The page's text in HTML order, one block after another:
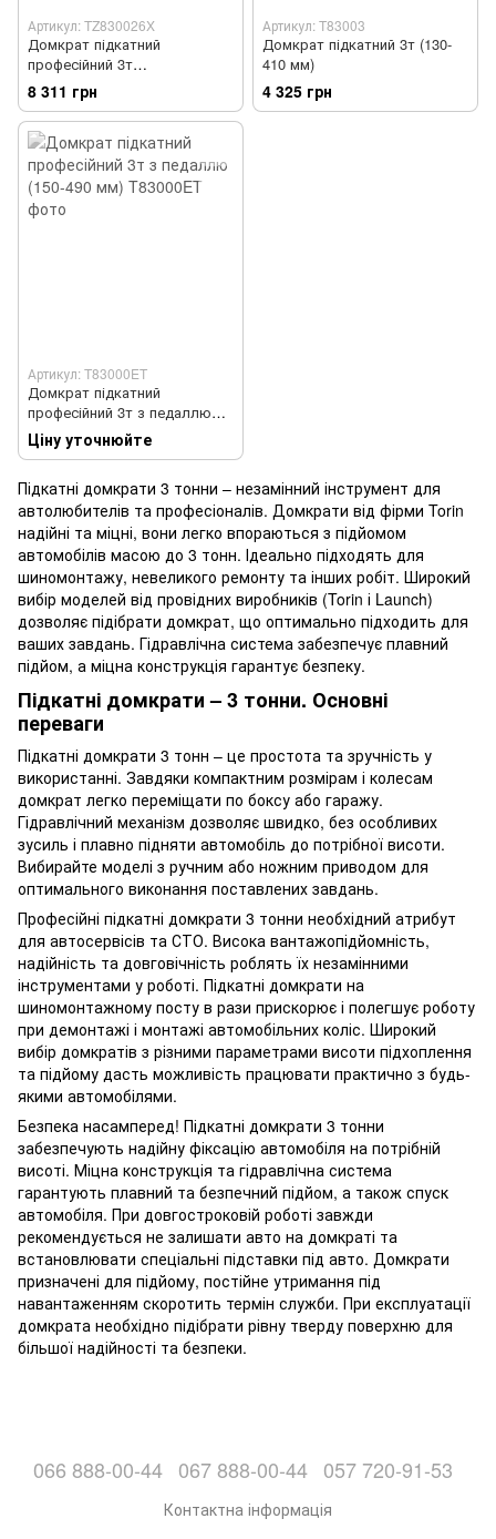
Артикул: TZ830026X
Домкрат підкатний
професійний 3т
низькопрофільний з
подвійною помпою 80-508 мм
8 311 грн
Артикул: T83003
Домкрат підкатний 3т (130-
410 мм)
4 325 грн
Артикул: T83000ET
Домкрат підкатний
професійний 3т з педаллю
(150-490 мм)
Ціну уточнюйте
Підкатні домкрати 3 тонни – незамінний інструмент для
автолюбителів та професіоналів. Домкрати від фірми Torin
надійні та міцні, вони легко впораються з підйомом
автомобілів масою до 3 тонн. Ідеально підходять для
шиномонтажу, невеликого ремонту та інших робіт. Широкий
вибір моделей від провідних виробників (Torin і Launch)
дозволяє підібрати домкрат, що оптимально підходить для
ваших завдань. Гідравлічна система забезпечує плавний
підйом, а міцна конструкція гарантує безпеку.
Підкатні домкрати – 3 тонни. Основні
переваги
Підкатні домкрати 3 тонн – це простота та зручність у
використанні. Завдяки компактним розмірам і колесам
домкрат легко переміщати по боксу або гаражу.
Гідравлічний механізм дозволяє швидко, без особливих
зусиль і плавно підняти автомобіль до потрібної висоти.
Вибирайте моделі з ручним або ножним приводом для
оптимального виконання поставлених завдань.
Професійні підкатні домкрати 3 тонни необхідний атрибут
для автосервісів та СТО. Висока вантажопідйомність,
надійність та довговічність роблять їх незамінними
інструментами у роботі. Підкатні домкрати на
шиномонтажному посту в рази прискорює і полегшує роботу
при демонтажі і монтажі автомобільних коліс. Широкий
вибір домкратів з різними параметрами висоти підхоплення
та підйому дасть можливість працювати практично з будь-
якими автомобілями.
Безпека насамперед! Підкатні домкрати 3 тонни
забезпечують надійну фіксацію автомобіля на потрібній
висоті. Міцна конструкція та гідравлічна система
гарантують плавний та безпечний підйом, а також спуск
автомобіля. При довгостроковій роботі завжди
рекомендується не залишати авто на домкраті та
встановлювати спеціальні підставки під авто. Домкрати
призначені для підйому, постійне утримання під
навантаженням скоротить термін служби. При експлуатації
домкрата необхідно підібрати рівну тверду поверхню для
більшої надійності та безпеки.
066 888-00-44 067 888-00-44 057 720-91-53
Контактна інформація